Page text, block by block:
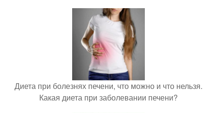
Диета при болезнях печени, что можно и что нельзя.
Какая диета при заболевании печени?